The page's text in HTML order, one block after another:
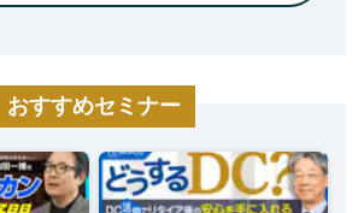
おすすめセミナー